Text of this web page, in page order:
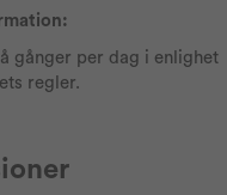
gånger per dag i enlighet
regler.